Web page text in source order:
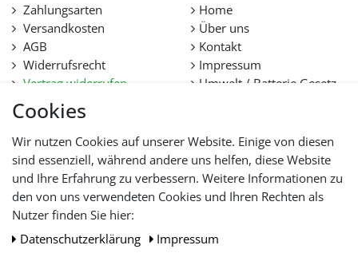
Cookies
Wir nutzen Cookies auf unserer Website. Einige von diesen
sind essenziell, während andere uns helfen, diese Website
und Ihre Erfahrung zu verbessern. Weitere Informationen zu
den von uns verwendeten Cookies und Ihren Rechten als
Nutzer finden Sie hier:
Daten­schutz­erklärung
Impressum
Zahlungsarten
Versandkosten
AGB
Widerrufsrecht
Vertrag widerrufen
Datenschutz
Hilfe
Lieferfristen und
Lieferbeschränkung
Home
Über uns
Kontakt
Impressum
Umwelt / Batterie Gesetz
WIR AKZEPTIEREN